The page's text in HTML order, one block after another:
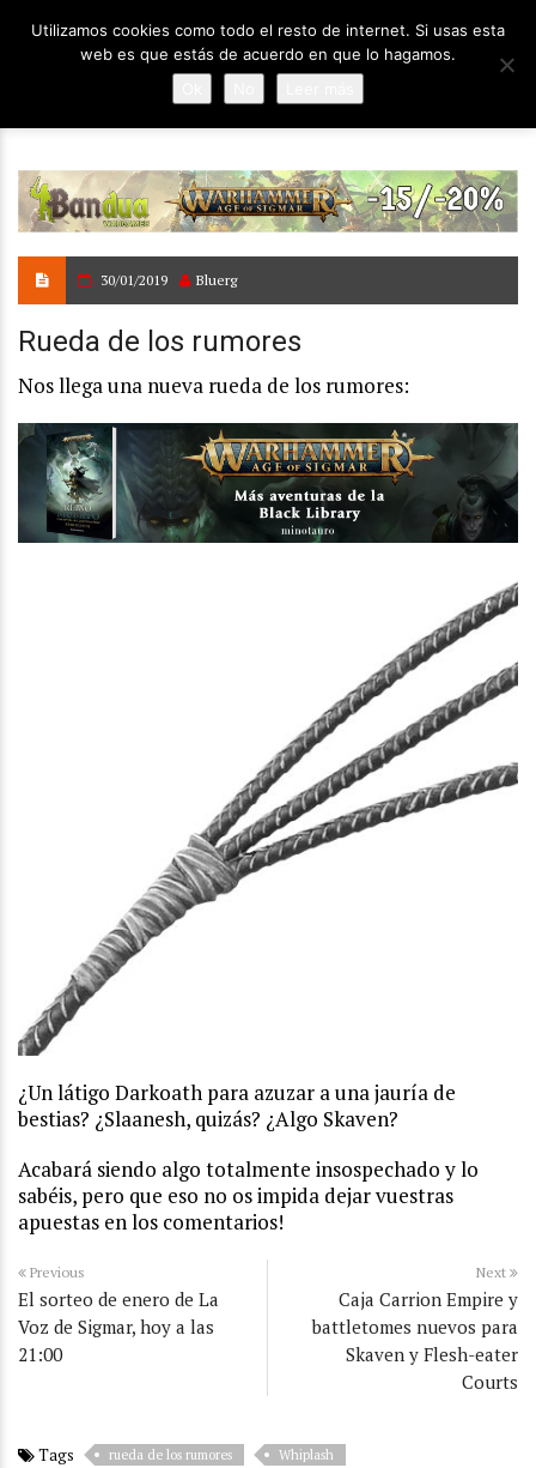
30/01/2019 Bluerg
Rueda de los rumores
Nos llega una nueva rueda de los rumores:
¿Un látigo Darkoath para azuzar a una jauría de
bestias? ¿Slaanesh, quizás? ¿Algo Skaven?
Acabará siendo algo totalmente insospechado y lo
sabéis, pero que eso no os impida dejar vuestras
apuestas en los comentarios!
Previous
El sorteo de enero de La
Voz de Sigmar, hoy a las
21:00
Next
Caja Carrion Empire y
battletomes nuevos para
Skaven y Flesh-eater
Courts
Tags rueda de los rumores Whiplash
Utilizamos cookies como todo el resto de internet. Si usas esta
web es que estás de acuerdo en que lo hagamos.